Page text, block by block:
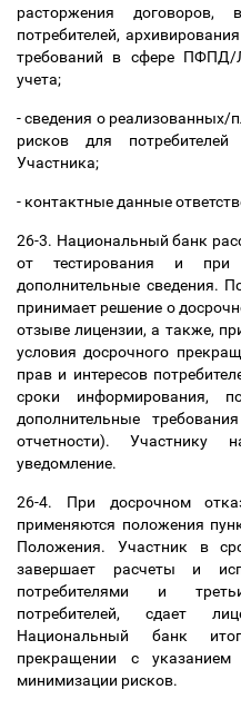
расторжения
потребителей,
требований в сфере
учета;
- сведения о
рисков для
Участника;
- контактные данные
26-3. Национальный банк
от тестирования и при
дополнительные сведения.
принимает решение о
отзыве лицензии, а также,
условия досрочного
прав и интересов
сроки информирования,
дополнительные
отчетности). Участнику
уведомление.
26-4. При досрочном
применяются положения
Положения. Участник в
завершает расчеты и
потребителями и
потребителей, сдает
Национальный банк
прекращении с
минимизации рисков.